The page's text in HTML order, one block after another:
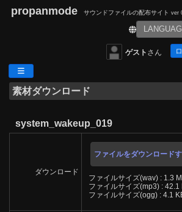
propanmode サウンドファイルの配布サイト ver
ゲスト さん
素材ダウンロード
system_wakeup_019
ダウンロード
ファイルをダウンロード
ファイルサイズ(wav) : 1.3
ファイルサイズ(mp3) : 42.1
ファイルサイズ(ogg) : 4.1